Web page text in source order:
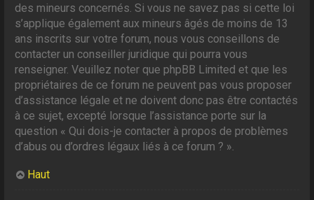
des mineurs concernés. Si vous ne savez pas si cette loi
s’applique également aux mineurs âgés de moins de 13
ans inscrits sur votre forum, nous vous conseillons de
contacter un conseiller juridique qui pourra vous
renseigner. Veuillez noter que phpBB Limited et que les
propriétaires de ce forum ne peuvent pas vous proposer
d’assistance légale et ne doivent donc pas être contactés
à ce sujet, excepté lorsque l’assistance porte sur la
question « Qui dois-je contacter à propos de problèmes
d’abus ou d’ordres légaux liés à ce forum ? ».
Haut